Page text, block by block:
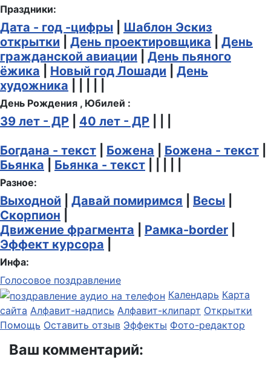
Праздники:
Дата - год -цифры
Шаблон Эскиз
открытки
День проектировщика
День
гражданской авиации
День пьяного
ёжика
Новый год Лошади
День
художника
День Рождения , Юбилей :
39 лет - ДР 40 лет - ДР
Богдана - текст
Божена Божена - текст
Бьянка
Бьянка - текст
Разное:
Выходной Давай помиримся Весы
Скорпион
Движение фрагмента
Рамка-border
Эффект курсора
Инфа:
Голосовое поздравление
Календарь Карта
сайта Алфавит-надпись Алфавит-клипарт Открытки
Помощь Оставить отзыв Эффекты Фото-редактор
Ваш комментарий: